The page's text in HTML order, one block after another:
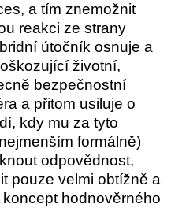
a tím znemožnit
reakci ze strany
útočník osnuje a
životní,
bezpečnostní
a přitom usiluje o
kdy mu za tyto
formálně)
odpovědnost,
pouze velmi obtížně a
hodnověrného